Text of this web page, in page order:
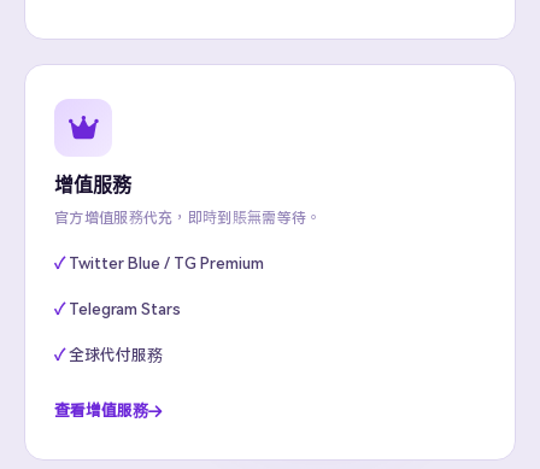
增值服務
官方增值服務代充，即時到賬無需等待。
Twitter Blue / TG Premium
Telegram Stars
全球代付服務
查看增值服務